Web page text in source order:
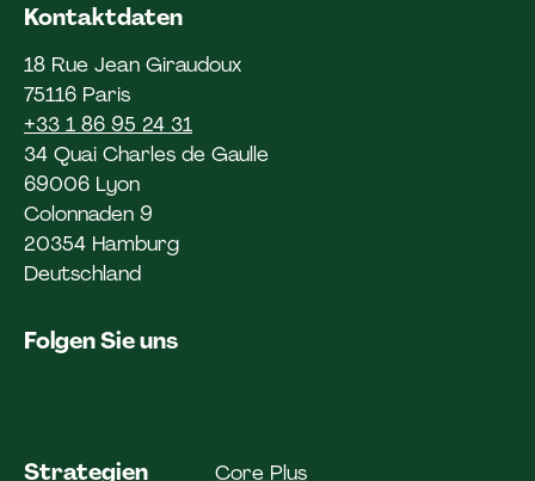
Kontaktdaten
18 Rue Jean Giraudoux
75116 Paris
+33 1 86 95 24 31
34 Quai Charles de Gaulle
69006 Lyon
Colonnaden 9
20354 Hamburg
Deutschland
Folgen Sie uns
Strategien
Core Plus